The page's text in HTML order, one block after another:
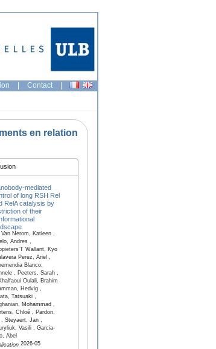
| Contact |
en relation
mediated
of long RSH Rel
RelA catalysis by
of their
Van Nerom, Katleen ,
Andres ,
Wallant, Kyo
Perez, Ariel ,
Blanco,
, Peeters, Sarah ,
Oulali, Brahim
Hedvig ,
Tatsuaki ,
Mohammad ,
Chloé , Pardon,
, Steyaert, Jan ,
Vasili , Garcia-
Abel
2026-05